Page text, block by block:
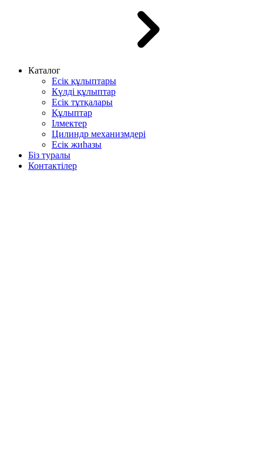
Каталог
Есік құлыптары
Күлді құлыптар
Есік тұтқалары
Құлыптар
Ілмектер
Цилиндр механизмдері
Есік жиһазы
Біз туралы
Контактілер